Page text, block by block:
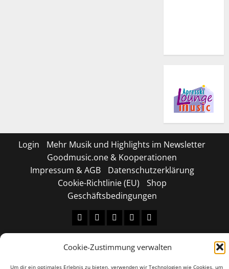
Cookie-Zustimmung verwalten
Um dir ein optimales Erlebnis zu bieten, verwenden wir Technologien wie Cookies, um
Login
Mehr Musik und Highlights im Newsletter
Goodmusic.one & Kooperationen
Impressum & AGB
Datenschutzerklärung
Cookie-Richtlinie (EU)
Shop
Geschäftsbedingungen
TiktokFacebookInstagram
X LinkedIN
Copyright © 2026 All rights reserved.|MoreNews
by